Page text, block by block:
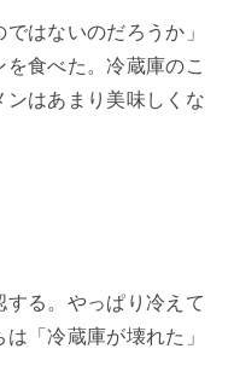
はないのだろうか」
食べた。冷蔵庫のこ
ンはあまり美味しくな
る。やっぱり冷えて
「冷蔵庫が壊れた」